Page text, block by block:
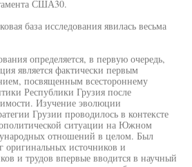
США30.
база исследования явилась весьма
определяется, в первую очередь,
является фактически первым
посвященным всестороннему
Республики Грузия после
Изучение эволюции
Грузии проводилось в контексте
ситуации на Южном
отношений в целом. Был
источников и
и трудов впервые вводится в научный